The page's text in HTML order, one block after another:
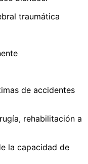
traumática
de accidentes
rehabilitación a
la capacidad de